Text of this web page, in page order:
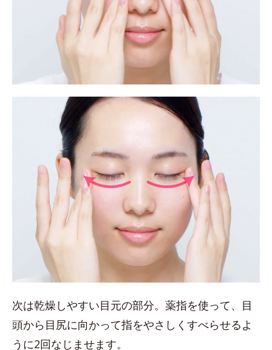
次は乾燥しやすい目元の部分。薬指を使って、目
頭から目尻に向かって指をやさしくすべらせるよ
うに2回なじませます。